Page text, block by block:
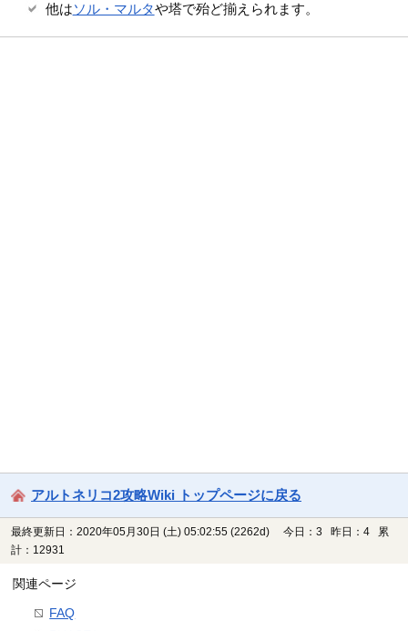
他はソル・マルタや塔で殆ど揃えられます。
アルトネリコ2攻略Wiki トップページに戻る
最終更新日：2020年05月30日 (土) 05:02:55 (2262d)
今日：3 昨日：4 累
計：12931
関連ページ
FAQ